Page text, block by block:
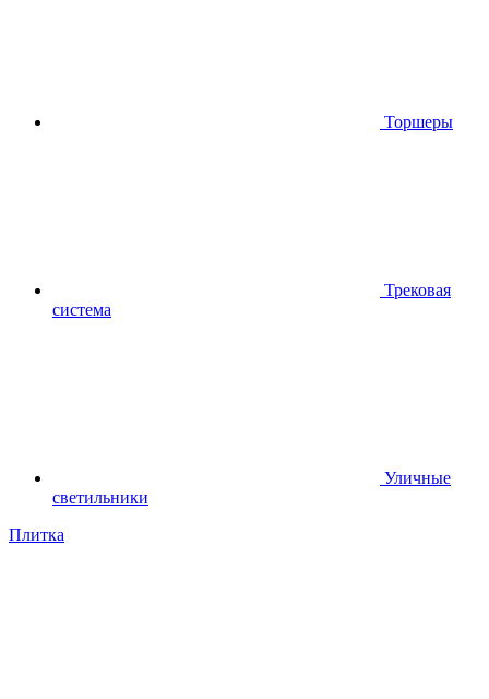
Торшеры
Трековая
система
Уличные
светильники
Плитка